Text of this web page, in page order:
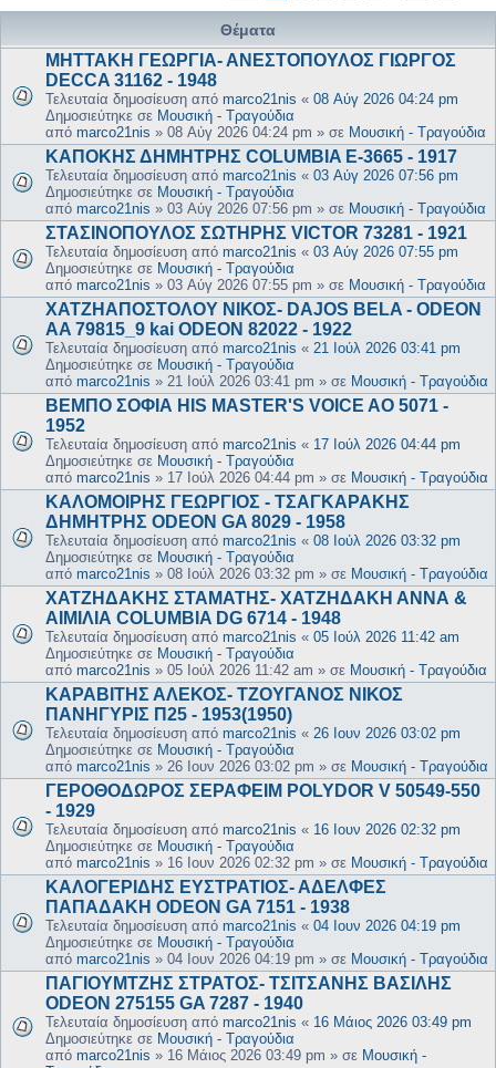
Θέματα
ΜΗΤΤΑΚΗ ΓΕΩΡΓΙΑ- ΑΝΕΣΤΟΠΟΥΛΟΣ ΓΙΩΡΓΟΣ
DECCA 31162 - 1948
Τελευταία δημοσίευση από marco21nis « 08 Αύγ 2026 04:24 pm
Δημοσιεύτηκε σε Μουσική - Τραγούδια
από marco21nis » 08 Αύγ 2026 04:24 pm » σε Μουσική - Τραγούδια
ΚΑΠΟΚΗΣ ΔΗΜΗΤΡΗΣ COLUMBIA E-3665 - 1917
Τελευταία δημοσίευση από marco21nis « 03 Αύγ 2026 07:56 pm
Δημοσιεύτηκε σε Μουσική - Τραγούδια
από marco21nis » 03 Αύγ 2026 07:56 pm » σε Μουσική - Τραγούδια
ΣΤΑΣΙΝΟΠΟΥΛΟΣ ΣΩΤΗΡΗΣ VICTOR 73281 - 1921
Τελευταία δημοσίευση από marco21nis « 03 Αύγ 2026 07:55 pm
Δημοσιεύτηκε σε Μουσική - Τραγούδια
από marco21nis » 03 Αύγ 2026 07:55 pm » σε Μουσική - Τραγούδια
ΧΑΤΖΗΑΠΟΣΤΟΛΟΥ ΝΙΚΟΣ- DAJOS BELA - ODEON
AA 79815_9 kai ODEON 82022 - 1922
Τελευταία δημοσίευση από marco21nis « 21 Ιούλ 2026 03:41 pm
Δημοσιεύτηκε σε Μουσική - Τραγούδια
από marco21nis » 21 Ιούλ 2026 03:41 pm » σε Μουσική - Τραγούδια
ΒΕΜΠΟ ΣΟΦΙΑ HIS MASTER'S VOICE AO 5071 -
1952
Τελευταία δημοσίευση από marco21nis « 17 Ιούλ 2026 04:44 pm
Δημοσιεύτηκε σε Μουσική - Τραγούδια
από marco21nis » 17 Ιούλ 2026 04:44 pm » σε Μουσική - Τραγούδια
ΚΑΛΟΜΟΙΡΗΣ ΓΕΩΡΓΙΟΣ - ΤΣΑΓΚΑΡΑΚΗΣ
ΔΗΜΗΤΡΗΣ ODEON GA 8029 - 1958
Τελευταία δημοσίευση από marco21nis « 08 Ιούλ 2026 03:32 pm
Δημοσιεύτηκε σε Μουσική - Τραγούδια
από marco21nis » 08 Ιούλ 2026 03:32 pm » σε Μουσική - Τραγούδια
ΧΑΤΖΗΔΑΚΗΣ ΣΤΑΜΑΤΗΣ- ΧΑΤΖΗΔΑΚΗ ΑΝΝΑ &
ΑΙΜΙΛΙΑ COLUMBIA DG 6714 - 1948
Τελευταία δημοσίευση από marco21nis « 05 Ιούλ 2026 11:42 am
Δημοσιεύτηκε σε Μουσική - Τραγούδια
από marco21nis » 05 Ιούλ 2026 11:42 am » σε Μουσική - Τραγούδια
ΚΑΡΑΒΙΤΗΣ ΑΛΕΚΟΣ- ΤΖΟΥΓΑΝΟΣ ΝΙΚΟΣ
ΠΑΝΗΓΥΡΙΣ Π25 - 1953(1950)
Τελευταία δημοσίευση από marco21nis « 26 Ιουν 2026 03:02 pm
Δημοσιεύτηκε σε Μουσική - Τραγούδια
από marco21nis » 26 Ιουν 2026 03:02 pm » σε Μουσική - Τραγούδια
ΓΕΡΟΘΟΔΩΡΟΣ ΣΕΡΑΦΕΙΜ POLYDOR V 50549-550
- 1929
Τελευταία δημοσίευση από marco21nis « 16 Ιουν 2026 02:32 pm
Δημοσιεύτηκε σε Μουσική - Τραγούδια
από marco21nis » 16 Ιουν 2026 02:32 pm » σε Μουσική - Τραγούδια
ΚΑΛΟΓΕΡΙΔΗΣ ΕΥΣΤΡΑΤΙΟΣ- ΑΔΕΛΦΕΣ
ΠΑΠΑΔΑΚΗ ODEON GA 7151 - 1938
Τελευταία δημοσίευση από marco21nis « 04 Ιουν 2026 04:19 pm
Δημοσιεύτηκε σε Μουσική - Τραγούδια
από marco21nis » 04 Ιουν 2026 04:19 pm » σε Μουσική - Τραγούδια
ΠΑΓΙΟΥΜΤΖΗΣ ΣΤΡΑΤΟΣ- ΤΣΙΤΣΑΝΗΣ ΒΑΣΙΛΗΣ
ODEON 275155 GA 7287 - 1940
Τελευταία δημοσίευση από marco21nis « 16 Μάιος 2026 03:49 pm
Δημοσιεύτηκε σε Μουσική - Τραγούδια
από marco21nis » 16 Μάιος 2026 03:49 pm » σε Μουσική -